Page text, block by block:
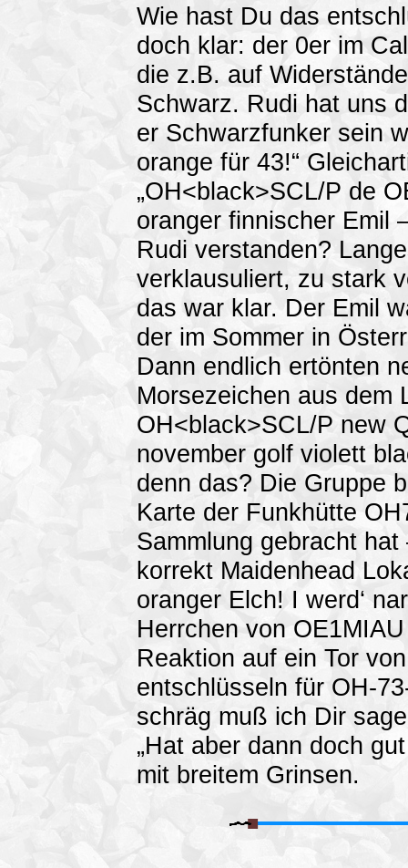
Wie hast Du das
doch klar: der 0er im
die z.B. auf
Schwarz. Rudi hat uns
er Schwarzfunker sein
orange für 43!“
„OH<black>SCL/P de
oranger finnischer Emil
Rudi verstanden?
verklausuliert, zu stark
das war klar. Der Emil
der im Sommer in
Dann endlich ertönten
Morsezeichen aus dem
OH<black>SCL/P new
november golf violett
denn das? Die Gruppe
Karte der Funkhütte
Sammlung gebracht
korrekt Maidenhead
oranger Elch! I werd‘
Herrchen von
Reaktion auf ein Tor
entschlüsseln für OH-
schräg muß ich Dir
„Hat aber dann doch
mit breitem Grinsen.